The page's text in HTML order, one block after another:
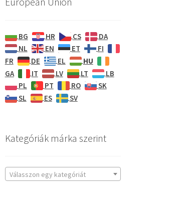
BG HR CS
DA
NL
EN ET
FI
FR
DE EL
HU
GA
IT LV LT
LB
PL
PT RO
SK
SL
ES SV
Kategóriák márka szerint
Válasszon egy kategóriát